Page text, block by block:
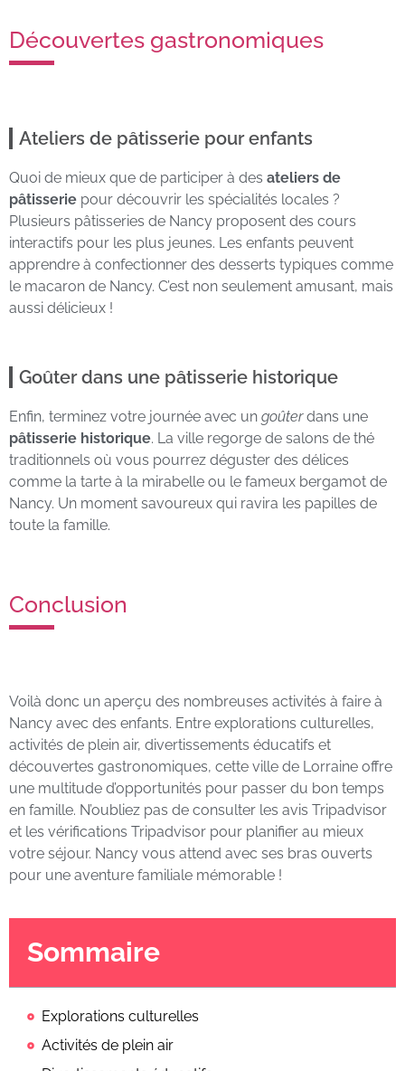
Découvertes gastronomiques
Ateliers de pâtisserie pour enfants
Quoi de mieux que de participer à des ateliers de
pâtisserie pour découvrir les spécialités locales ?
Plusieurs pâtisseries de Nancy proposent des cours
interactifs pour les plus jeunes. Les enfants peuvent
apprendre à confectionner des desserts typiques comme
le macaron de Nancy. C’est non seulement amusant, mais
aussi délicieux !
Goûter dans une pâtisserie historique
Enfin, terminez votre journée avec un goûterdans une
pâtisserie historique. La ville regorge de salons de thé
traditionnels où vous pourrez déguster des délices
comme la tarte à la mirabelle ou le fameux bergamot de
Nancy. Un moment savoureux qui ravira les papilles de
toute la famille.
Conclusion
Voilà donc un aperçu des nombreuses activités à faire à
Nancy avec des enfants. Entre explorations culturelles,
activités de plein air, divertissements éducatifs et
découvertes gastronomiques, cette ville de Lorraine offre
une multitude d’opportunités pour passer du bon temps
en famille. N’oubliez pas de consulter les avis Tripadvisor
et les vérifications Tripadvisor pour planifier au mieux
votre séjour. Nancy vous attend avec ses bras ouverts
pour une aventure familiale mémorable !
Sommaire
Explorations culturelles
Activités de plein air